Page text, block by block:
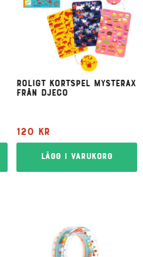
Roligt kortspel Mysterax
från Djeco
120 kr
Lägg i varukorg